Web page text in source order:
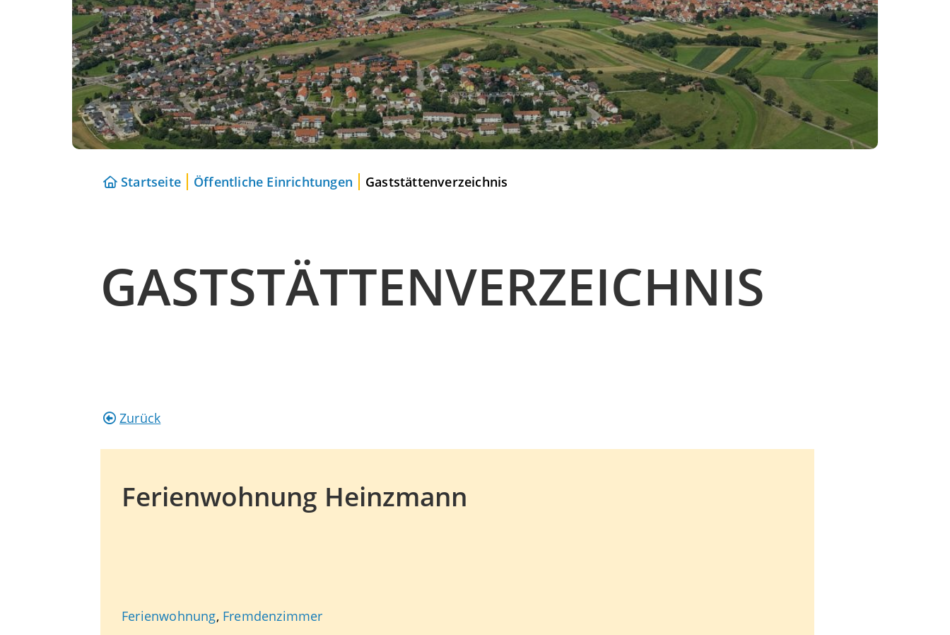
Startseite Öffentliche Einrichtungen Gaststättenverzeichnis
GASTSTÄTTENVERZEICHNIS
Zurück
Ferienwohnung Heinzmann
Ferienwohnung, Fremdenzimmer